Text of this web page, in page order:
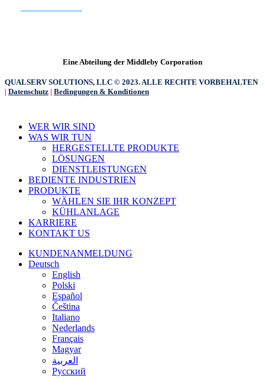
Eine Abteilung der Middleby Corporation
QUALSERV SOLUTIONS, LLC © 2023. ALLE RECHTE VORBEHALTEN
| Datenschutz | Bedingungen & Konditionen
Menü
schließen
WER WIR SIND
WAS WIR TUN
HERGESTELLTE PRODUKTE
LÖSUNGEN
DIENSTLEISTUNGEN
BEDIENTE INDUSTRIEN
PRODUKTE
WÄHLEN SIE IHR KONZEPT
KÜHLANLAGE
KARRIERE
KONTAKT US
KUNDENANMELDUNG
Deutsch
English
Polski
Español
Čeština
Italiano
Nederlands
Français
Magyar
العربية‏
Русский